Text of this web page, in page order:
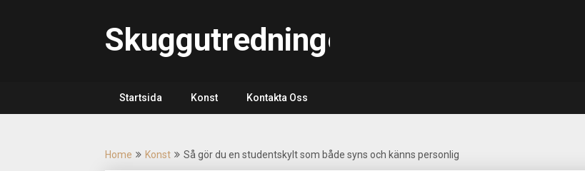
Skuggutredningen.se
Startsida Konst Kontakta Oss
Home Konst Så gör du en studentskylt som både syns och känns personlig